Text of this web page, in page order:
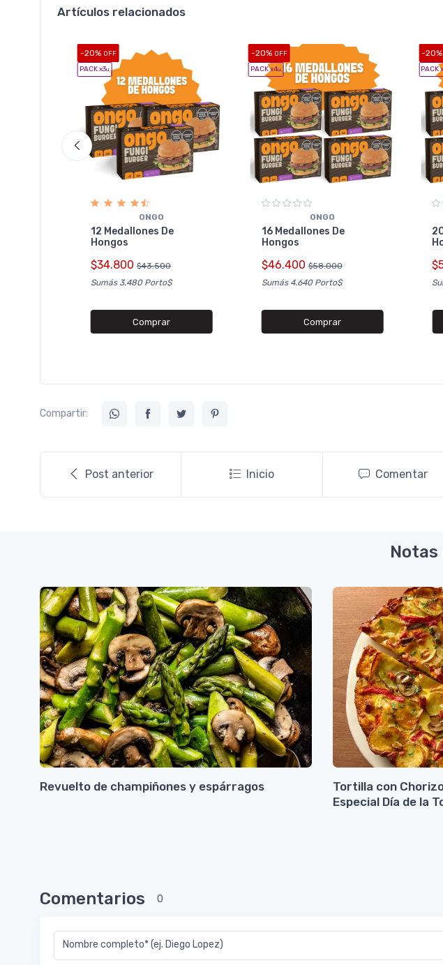
Artículos relacionados
-20% OFF
PACK x3u.
ONGO
12 Medallones De
Hongos
$34.800 $43.500
Sumás 3.480 Porto$
Comprar
-20% OFF
PACK x4u.
ONGO
16 Medallones De
Hongos
$46.400 $58.000
Sumás 4.640 Porto$
Comprar
-20%
PACK
Compartir:
Post anterior Inicio Comentar
Revuelto de champiñones y espárragos
Tortilla con
Especial Día de la
Comentarios 0
Nombre completo* (ej. Diego Lopez)